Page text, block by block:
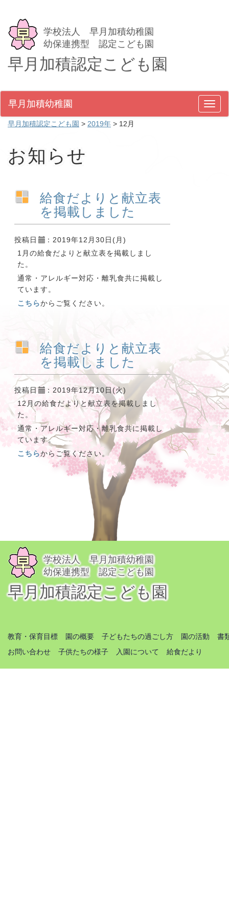
学校法人 早月加積幼稚園
幼保連携型 認定こども園
早月加積認定こども園
メ
ニ
早月加積幼稚園
早月加積認定こども園 > 2019年 > 12月
お知らせ
給食だよりと献立表
を掲載しました
投稿日
：2019年12月30日(月)
1月の給食だよりと献立表を掲載しまし
た。
通常・アレルギー対応・離乳食共に掲載し
ています。
こちらからご覧ください。
給食だよりと献立表
を掲載しました
投稿日
：2019年12月10日(火)
12月の給食だよりと献立表を掲載しまし
た。
通常・アレルギー対応・離乳食共に掲載し
ています。
こちらからご覧ください。
学校法人 早月加積幼稚園
幼保連携型 認定こども園
早月加積認定こども園
教育・保育目標 園の概要 子どもたちの過ごし方 園の活動
書
お問い合わせ
子供たちの様子 入園について 給食だより